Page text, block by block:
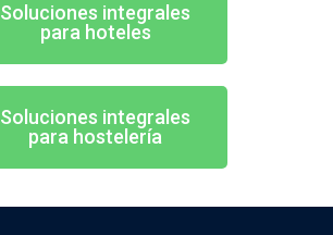
Soluciones integrales
para hoteles
Soluciones integrales
para hostelería